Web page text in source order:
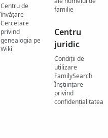
Centru de
învățare
Cercetare
privind
genealogia pe
Wiki
familie
Centru
juridic
Condiții de
utilizare
FamilySearch
Înștiințare
privind
confidențialitatea